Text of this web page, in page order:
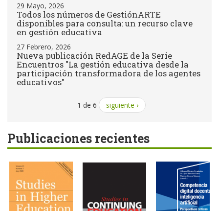
29 Mayo, 2026
Todos los números de GestiónARTE
disponibles para consulta: un recurso clave
en gestión educativa
27 Febrero, 2026
Nueva publicación RedAGE de la Serie
Encuentros "La gestión educativa desde la
participación transformadora de los agentes
educativos"
1 de 6 siguiente ›
Publicaciones recientes